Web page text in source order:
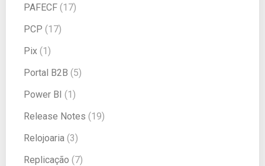
PAFECF (17)
PCP (17)
Pix (1)
Portal B2B (5)
Power BI (1)
Release Notes (19)
Relojoaria (3)
Replicação (7)